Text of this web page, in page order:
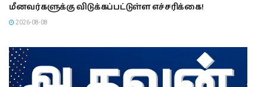
மீனவர்களுக்கு விடுக்கப்பட்டுள்ள எச்சரிக்கை!
2026-08-08